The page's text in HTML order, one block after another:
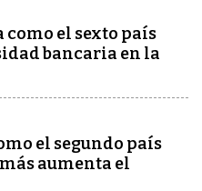
como el sexto país
bancaria en la
el segundo país
aumenta el